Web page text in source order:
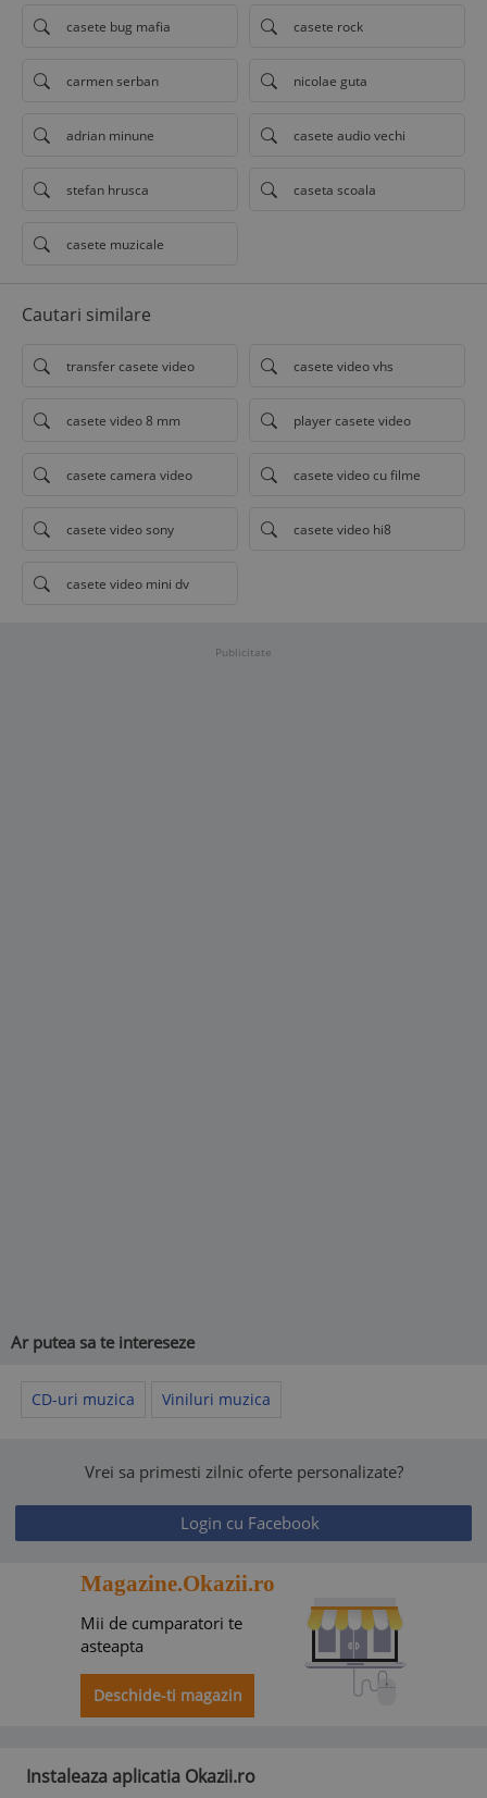
casete bug mafia casete rock
carmen serban nicolae guta
adrian minune casete audio vechi
stefan hrusca caseta scoala
casete muzicale
Cautari similare
transfer casete video casete video vhs
casete video 8 mm player casete video
casete camera video casete video cu filme
casete video sony casete video hi8
casete video mini dv
Publicitate
Ar putea sa te intereseze
CD-uri muzica Viniluri muzica
Vrei sa primesti zilnic oferte personalizate?
Login cu Facebook
Magazine.Okazii.ro
Mii de cumparatori te
asteapta
Deschide-ti magazin
Instaleaza aplicatia Okazii.ro